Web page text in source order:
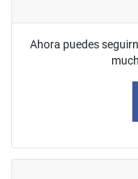
Ahora puedes